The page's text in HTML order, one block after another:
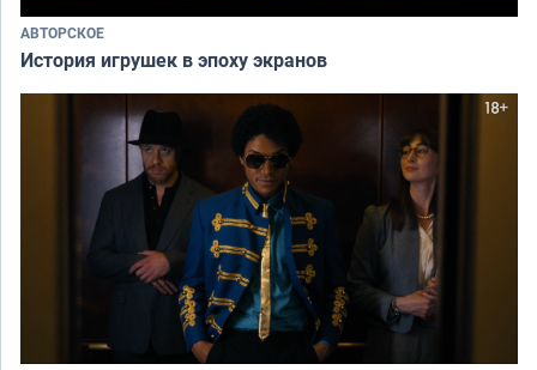
АВТОРСКОЕ
История игрушек в эпоху экранов